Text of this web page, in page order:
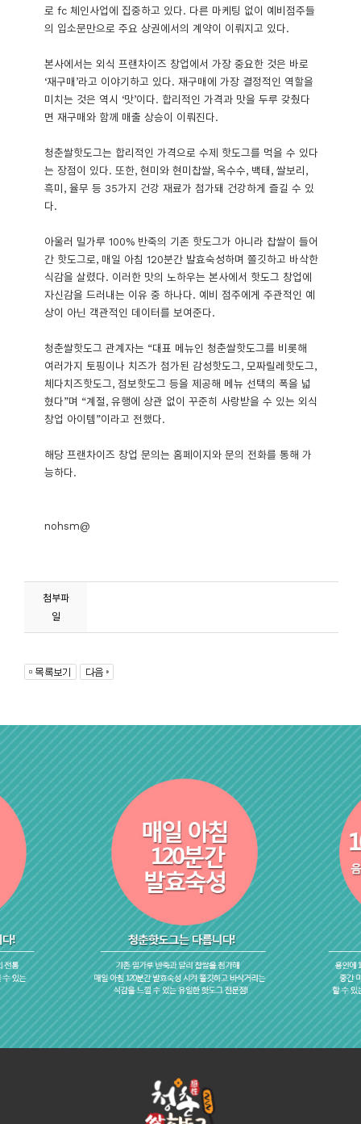
로 fc 체인사업에 집중하고 있다. 다른 마케팅 없이 예비점주들
의 입소문만으로 주요 상권에서의 계약이 이뤄지고 있다.
본사에서는 외식 프랜차이즈 창업에서 가장 중요한 것은 바로
‘재구매’라고 이야기하고 있다. 재구매에 가장 결정적인 역할을
미치는 것은 역시 ‘맛’이다. 합리적인 가격과 맛을 두루 갖췄다
면 재구매와 함께 매출 상승이 이뤄진다.
청춘쌀핫도그는 합리적인 가격으로 수제 핫도그를 먹을 수 있다
는 장점이 있다. 또한, 현미와 현미찹쌀, 옥수수, 백태, 쌀보리,
흑미, 율무 등 35가지 건강 재료가 첨가돼 건강하게 즐길 수 있
다.
아울러 밀가루 100% 반죽의 기존 핫도그가 아니라 찹쌀이 들어
간 핫도그로, 매일 아침 120분간 발효숙성하며 쫄깃하고 바삭한
식감을 살렸다. 이러한 맛의 노하우는 본사에서 핫도그 창업에
자신감을 드러내는 이유 중 하나다. 예비 점주에게 주관적인 예
상이 아닌 객관적인 데이터를 보여준다.
청춘쌀핫도그 관계자는 “대표 메뉴인 청춘쌀핫도그를 비롯해
여러가지 토핑이나 치즈가 첨가된 감성핫도그, 모짜릴레핫도그,
체다치즈핫도그, 점보핫도그 등을 제공해 메뉴 선택의 폭을 넓
혔다”며 “계절, 유행에 상관 없이 꾸준히 사랑받을 수 있는 외식
창업 아이템”이라고 전했다.
해당 프랜차이즈 창업 문의는 홈페이지와 문의 전화를 통해 가
능하다.
nohsm@
첨부파
일